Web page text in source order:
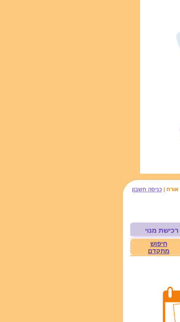
אורח |כניסה חשבון
רכישת מנוי
חיפוש
מתקדם